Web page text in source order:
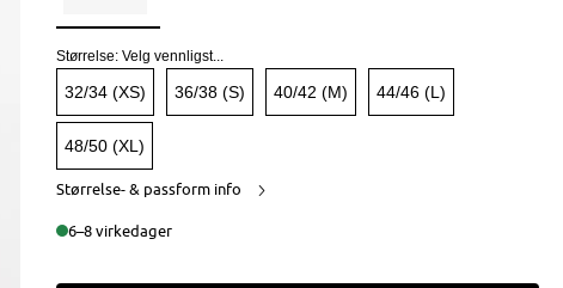
Størrelse:Velg vennligst...
32/34 (XS) 36/38 (S) 40/42 (M) 44/46 (L)
48/50 (XL)
Størrelse- & passform info
6–8 virkedager